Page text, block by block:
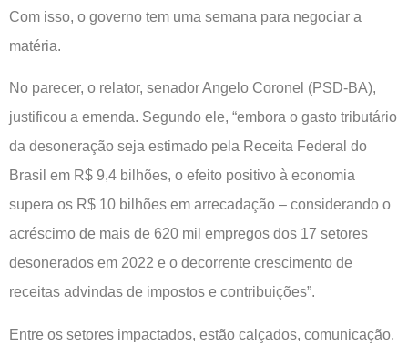
Com isso, o governo tem uma semana para negociar a
matéria.
No parecer, o relator, senador Angelo Coronel (PSD-BA),
justificou a emenda. Segundo ele, “embora o gasto tributário
da desoneração seja estimado pela Receita Federal do
Brasil em R$ 9,4 bilhões, o efeito positivo à economia
supera os R$ 10 bilhões em arrecadação – considerando o
acréscimo de mais de 620 mil empregos dos 17 setores
desonerados em 2022 e o decorrente crescimento de
receitas advindas de impostos e contribuições”.
Entre os setores impactados, estão calçados, comunicação,